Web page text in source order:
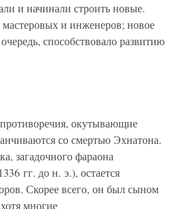
и начинали строить новые.
мастеровых и инженеров; новое
способствовало развитию
окутывающие
со смертью Эхнатона.
загадочного фараона
гг. до н. э.), остается
Скорее всего, он был сыном
многие